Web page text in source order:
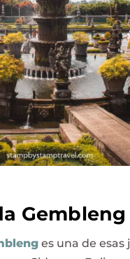
Gembleng
es una de esas